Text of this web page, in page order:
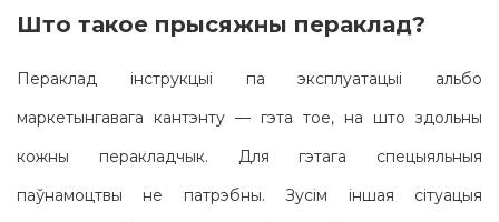
Што такое прысяжны пераклад?
Пераклад інструкцыі па эксплуатацыі альбо
маркетынгавага кантэнту — гэта тое, на што здольны
кожны перакладчык. Для гэтага спецыяльныя
паўнамоцтвы не патрэбны. Зусім іншая сітуацыя